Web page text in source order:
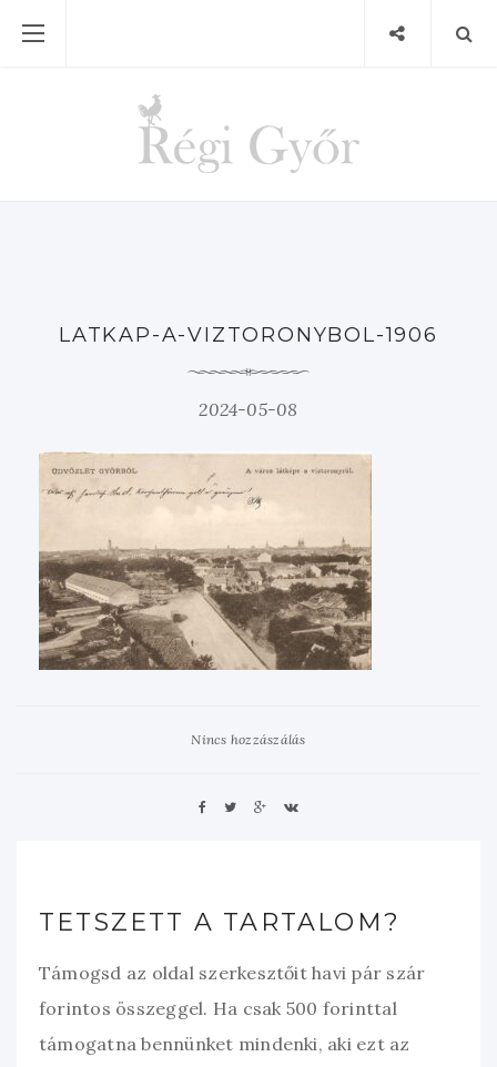
LATKAP-A-VIZTORONYBOL-1906
2024-05-08
Nincs hozzászálás
TETSZETT A TARTALOM?
Támogsd az oldal szerkesztőit havi pár szár
forintos összeggel. Ha csak 500 forinttal
támogatna bennünket mindenki, aki ezt az